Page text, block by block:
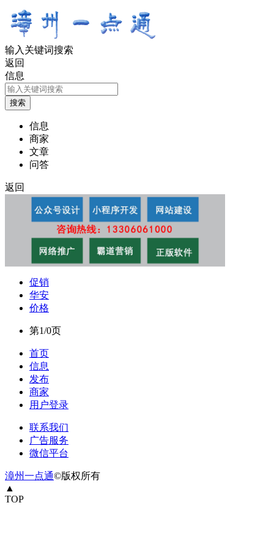
输入关键词搜索
返回
信息
信息
商家
文章
问答
返回
促销
华安
价格
第1/0页
首页
信息
发布
商家
用户登录
联系我们
广告服务
微信平台
漳州一点通©版权所有
▲
TOP